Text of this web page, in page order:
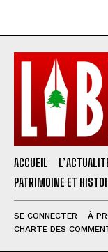
ACCUEIL
PATRIMOINE ET
SE CONNECTER À
CHARTE DES